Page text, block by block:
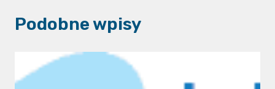
Podobne wpisy